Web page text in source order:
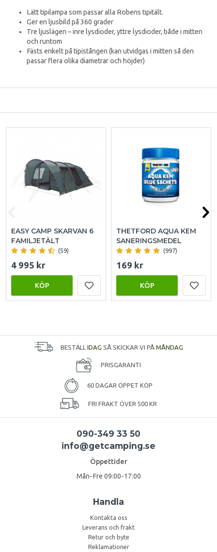
Lätt tipilampa som passar alla Robens tipitält.
Ger en ljusbild på 360 grader
Tre ljuslägen – inre lysdioder, yttre lysdioder, både i mitten
och runtom
Fästs enkelt på tipistången (kan utvidgas i mitten så den
passar flera olika diametrar och höjder)
EASY CAMP SKARVAN 6
FAMILJETÄLT
(59)
4 995 kr
KÖP
THETFORD AQUA KEM
SANERINGSMEDEL
(997)
169 kr
KÖP
BESTÄLL IDAG SÅ SKICKAR VI PÅ MÅNDAG
PRISGARANTI
60 DAGAR ÖPPET KÖP
FRI FRAKT ÖVER 500 KR
090-349 33 50
info@getcamping.se
Öppettider
Mån-Fre 09:00-17:00
Handla
Kontakta oss
Leverans och frakt
Retur och byte
Reklamationer